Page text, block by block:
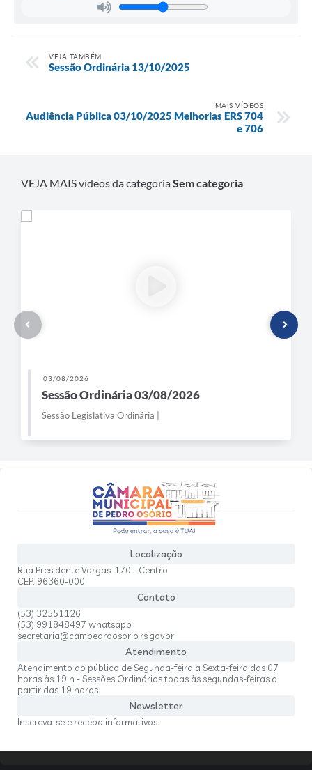
VEJA TAMBÉM
Sessão Ordinária 13/10/2025
MAIS VÍDEOS
Audiência Pública 03/10/2025 Melhorias ERS 704
e 706
VEJA MAIS vídeos da categoriaSem categoria
03/08/2026
Sessão Ordinária 03/08/2026
Sessão Legislativa Ordinária |
Localização
Rua Presidente Vargas, 170 - Centro
CEP: 96360-000
Contato
(53) 32551126
(53) 991848497 whatsapp
secretaria@campedroosorio.rs.gov.br
Atendimento
Atendimento ao público de Segunda-feira a Sexta-feira das 07
horas às 19 h - Sessões Ordinárias todas às segundas-feiras a
partir das 19 horas
Newsletter
Inscreva-se e receba informativos